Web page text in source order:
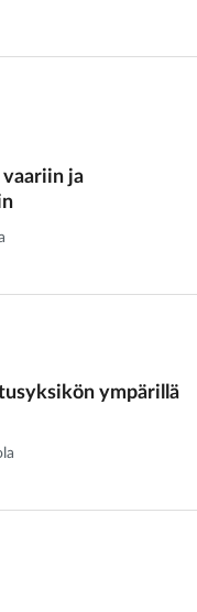
vaariin ja
ympärillä